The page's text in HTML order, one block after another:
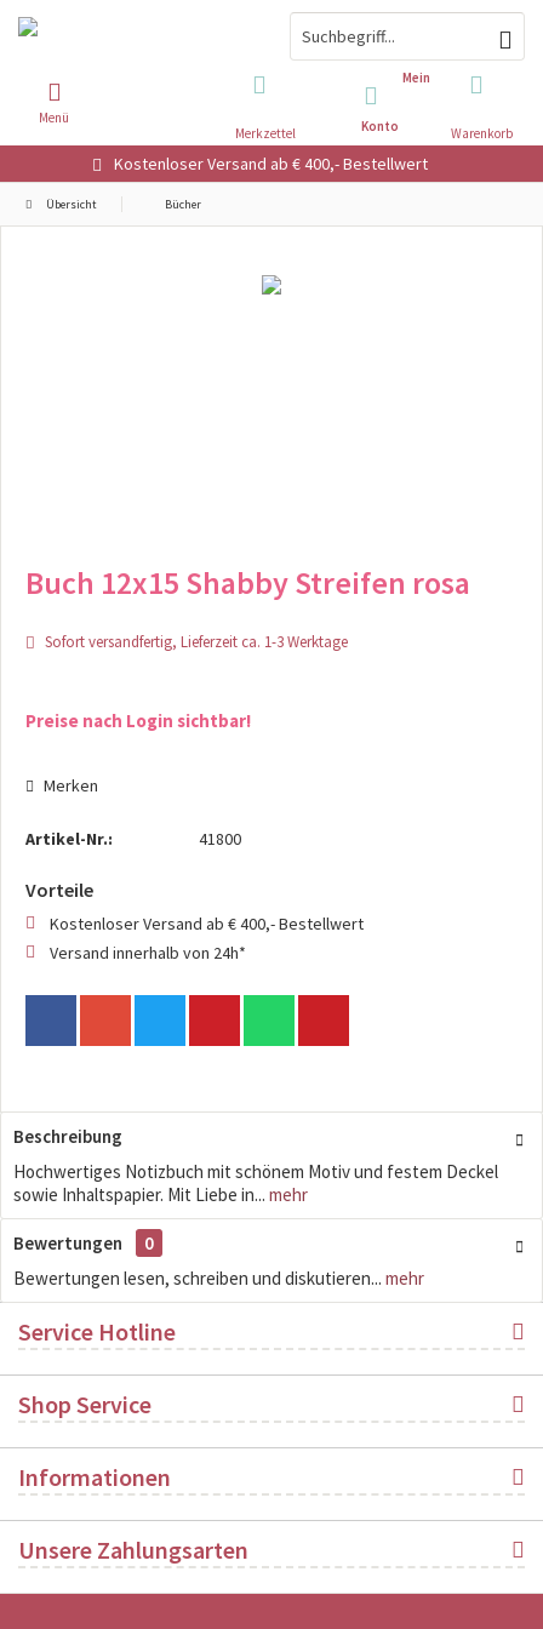
Kostenloser Versand ab € 400,- Bestellwert
Warenkorb
Merkzettel
Mein
Konto
Menü
Übersicht Bücher
Buch 12x15 Shabby Streifen rosa
Sofort versandfertig, Lieferzeit ca. 1-3 Werktage
Preise nach Login sichtbar!
Merken
Artikel-Nr.: 41800
Vorteile
Kostenloser Versand ab € 400,- Bestellwert
Versand innerhalb von 24h*
Beschreibung
Hochwertiges Notizbuch mit schönem Motiv und festem Deckel
sowie Inhaltspapier. Mit Liebe in... mehr
Bewertungen
0
Bewertungen lesen, schreiben und diskutieren... mehr
Service Hotline
Shop Service
Informationen
Unsere Zahlungsarten